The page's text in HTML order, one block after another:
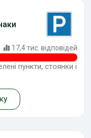
17,4 тис. відповідей
пункти, стоянки і